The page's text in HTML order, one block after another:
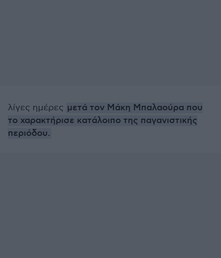
λίγες ημέρες μετά τον Μάκη Μπαλαούρα που
το χαρακτήρισε κατάλοιπο της παγανιστικής
περιόδου.